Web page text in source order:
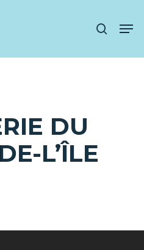
search
DU
L’ÎLE